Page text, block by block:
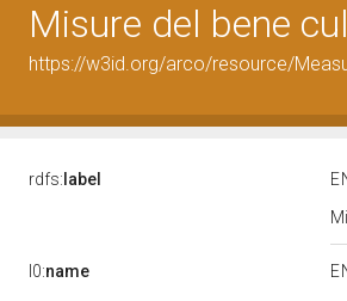
Misure del bene
https://w3id.org/arco/resource/
rdfs: label
l0:name